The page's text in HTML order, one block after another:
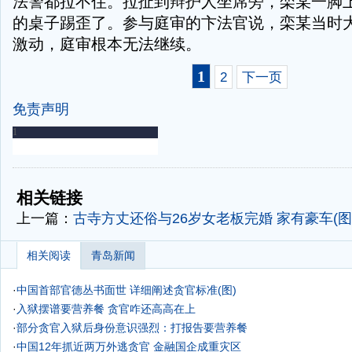
的桌子踢歪了。参与庭审的卞法官说，栾某当时
激动，庭审根本无法继续。
1
2 下一页
免责声明
-
相关链接
上一篇： 古寺方丈还俗与26岁女老板完婚 家有豪车(
相关阅读 青岛新闻
·中国首部官德丛书面世 详细阐述贪官标准(图)
· 入狱摆谱要营养餐 贪官咋还高高在上
·部分贪官入狱后身份意识强烈：打报告要营养餐
·中国12年抓近两万外逃贪官 金融国企成重灾区